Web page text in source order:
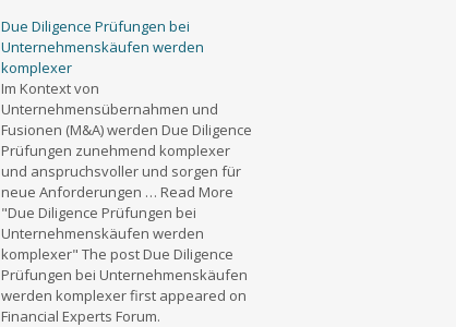
Due Diligence Prüfungen bei
Unternehmenskäufen werden
komplexer
Im Kontext von
Unternehmensübernahmen und
Fusionen (M&A) werden Due Diligence
Prüfungen zunehmend komplexer
und anspruchsvoller und sorgen für
neue Anforderungen … Read More
"Due Diligence Prüfungen bei
Unternehmenskäufen werden
komplexer" The post Due Diligence
Prüfungen bei Unternehmenskäufen
werden komplexer first appeared on
Financial Experts Forum.